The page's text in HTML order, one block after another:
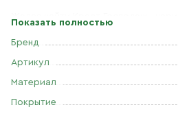
указали, что Крест Господень
Елены здание сломали и начали
нашли три креста и дощечку с
невозможно.
Показать полностью
Бренд
Артикул
Материал
Покрытие